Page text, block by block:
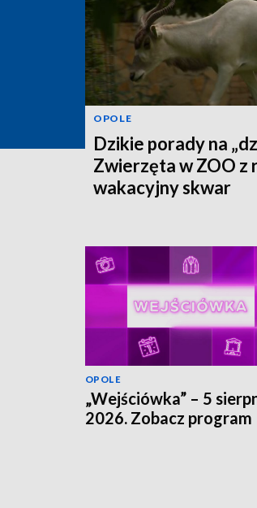
OPOLE
Dzikie porady na
Zwierzęta w ZOO z
wakacyjny skwar
OPOLE
„Wejściówka” – 5
2026. Zobacz program